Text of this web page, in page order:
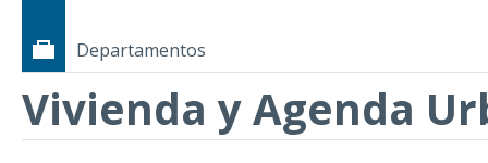
Departamentos
Vivienda y Agenda